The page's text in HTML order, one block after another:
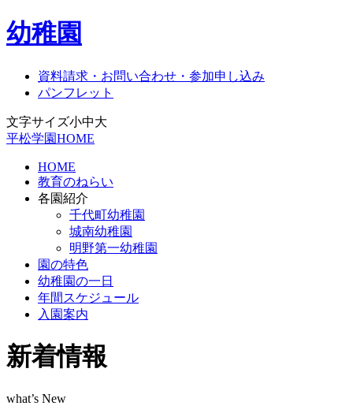
幼稚園
資料請求・お問い合わせ・参加申し込み
パンフレット
文字サイズ小中大
平松学園HOME
HOME
教育のねらい
各園紹介
千代町幼稚園
城南幼稚園
明野第一幼稚園
園の特色
幼稚園の一日
年間スケジュール
入園案内
新着情報
what’s New